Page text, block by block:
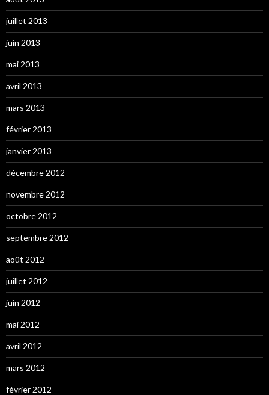
juillet 2013
juin 2013
mai 2013
avril 2013
mars 2013
février 2013
janvier 2013
décembre 2012
novembre 2012
octobre 2012
septembre 2012
août 2012
juillet 2012
juin 2012
mai 2012
avril 2012
mars 2012
février 2012